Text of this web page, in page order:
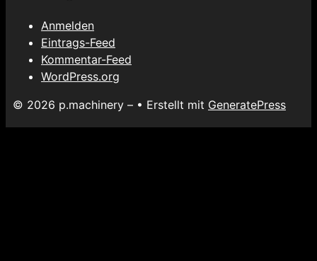
Anmelden
Eintrags-Feed
Kommentar-Feed
WordPress.org
© 2026 p.machinery – • Erstellt mit GeneratePress